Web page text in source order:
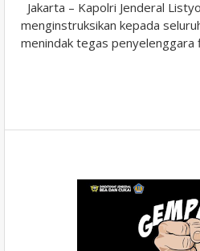
Jakarta – Kapolri Jenderal
menginstruksikan kepada
menindak tegas penyelenggara